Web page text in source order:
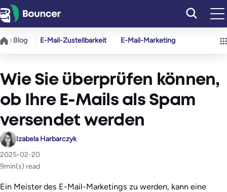
Zum
Inhalt
springen
Blog E-Mail-Zustellbarkeit E-Mail-Marketing
Wie Sie überprüfen können,
ob Ihre E-Mails als Spam
versendet werden
Izabela Harbarczyk
2025-02-20
9min(s) read
Ein Meister des E-Mail-Marketings zu werden, kann eine